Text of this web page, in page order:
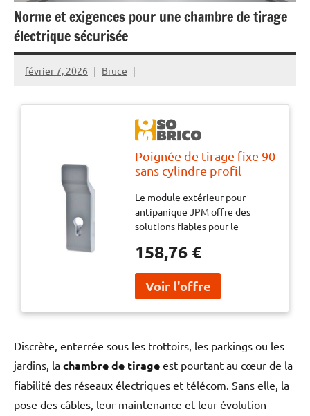
Norme et exigences pour une chambre de tirage
électrique sécurisée
février 7, 2026 Bruce
Poignée de tirage fixe 90
sans cylindre profil
PC1E00-01-0A
Le module extérieur pour
antipanique JPM offre des
solutions fiables pour le
portes d'issue de secours. Conçu
sécurité des espaces publics et
professionnels, il permet de
sécuriser les accès tout en
sûreté. Le module est
compatible avec les fermetures
anti-panique CROSSBAR 89,
PUSHBAR ALARM, PUSHBAR
90+ et les fermetures d'urgence
158,76 €
Discrète, enterrée sous les trottoirs, les parkings ou les
jardins, la chambre de tirage est pourtant au cœur de la
fiabilité des réseaux électriques et télécom. Sans elle, la
pose des câbles, leur maintenance et leur évolution